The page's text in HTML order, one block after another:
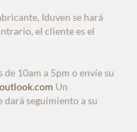
Iduven se hará
el cliente es el
10am a 5pm o envíe su
Un
dará seguimiento a su